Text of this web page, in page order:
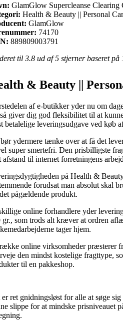
GlamGlow Supercleanse Clearing
Health & Beauty || Personal
GlamGlow
74170
889809003791
til 3.8 ud af 5 stjerner baseret på
& Beauty ||
af e-butikker yder nu om
giver dig god fleksibilitet til at
betalelige leveringsudgave ved køb
ydermere tænke over at få det
super smertefri. Den prisbilligste
afstand til internet forretningens
på Health &
forudsat man absolut skal
pågældende produkt.
online forhandlere yder
gr., som trods alt kræver at ordren
tager hjem.
online virksomheder præsterer
den mindst kostelige fragttype,
til en pakkeshop.
er ret gnidningsløst for alle at søge
slippe for at mindske prisniveauet